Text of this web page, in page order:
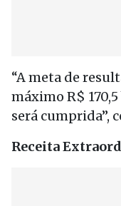
“A meta de
máximo R$
será cumprida”,
Receita